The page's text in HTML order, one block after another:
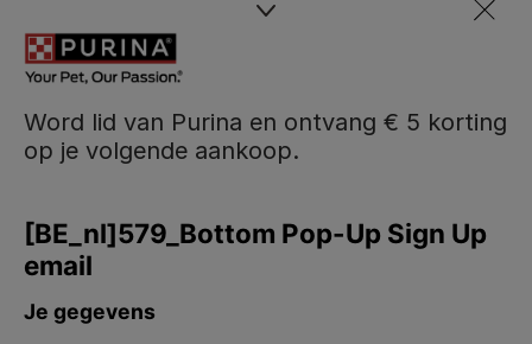
Word lid van Purina en ontvang € 5 korting
op je volgende aankoop.